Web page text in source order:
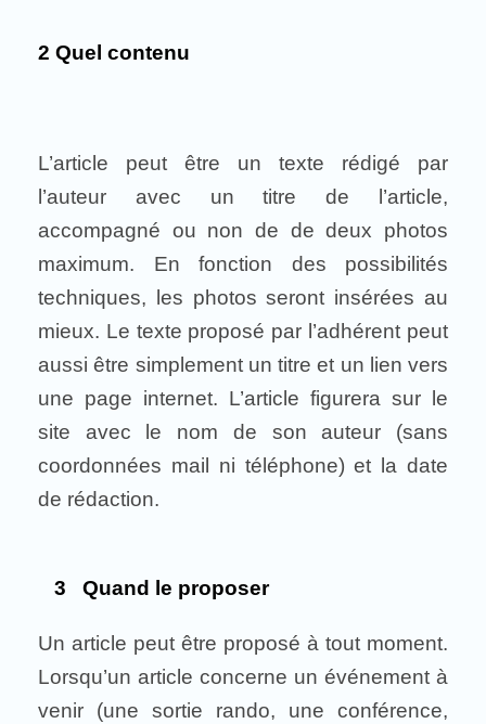
2 Quel contenu
L’article peut être un texte rédigé par
l’auteur avec un titre de l’article,
accompagné ou non de de deux photos
maximum. En fonction des possibilités
techniques, les photos seront insérées au
mieux. Le texte proposé par l’adhérent peut
aussi être simplement un titre et un lien vers
une page internet. L’article figurera sur le
site avec le nom de son auteur (sans
coordonnées mail ni téléphone) et la date
de rédaction.
3 Quand le proposer
Un article peut être proposé à tout moment.
Lorsqu’un article concerne un événement à
venir (une sortie rando, une conférence,